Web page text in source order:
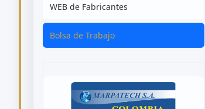
WEB de Fabricantes
Bolsa de Trabajo